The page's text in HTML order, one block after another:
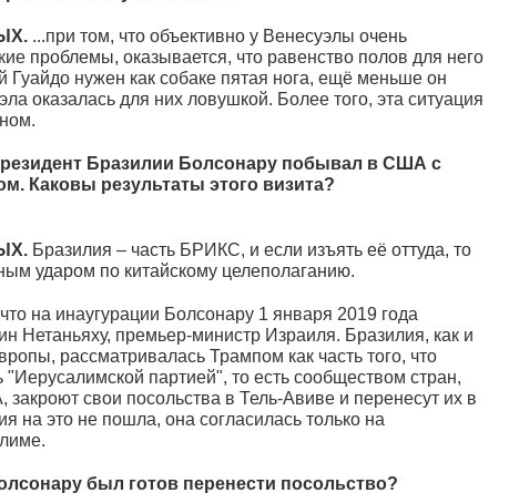
...при том, что объективно у Венесуэлы очень
проблемы, оказывается, что равенство полов для него
Гуайдо нужен как собаке пятая нога, ещё меньше он
оказалась для них ловушкой. Более того, эта ситуация
Бразилии Болсонару побывал в США с
Каковы результаты этого визита?
Бразилия – часть БРИКС, и если изъять её оттуда, то
ударом по китайскому целеполаганию.
на инаугурации Болсонару 1 января 2019 года
Нетаньяху, премьер-министр Израиля. Бразилия, как и
рассматривалась Трампом как часть того, что
партией", то есть сообществом стран,
свои посольства в Тель-Авиве и перенесут их в
на это не пошла, она согласилась только на
был готов перенести посольство?